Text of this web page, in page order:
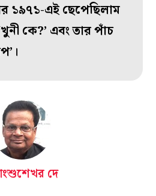
১৯৭১-এই ছেপেছিলাম
কে?’ এবং তার পাঁচ
দে